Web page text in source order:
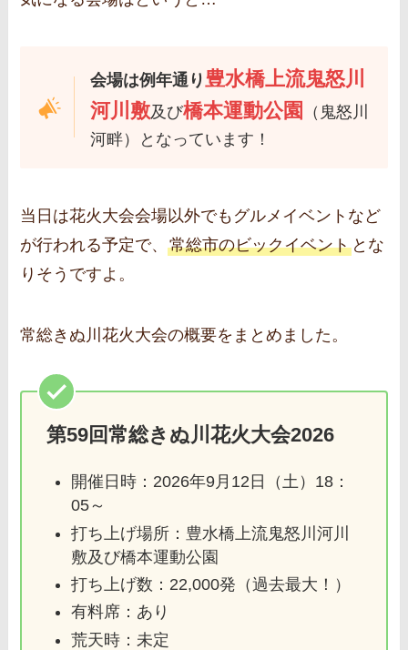
会場は例年通り 豊水橋上流鬼怒川
河川敷及び橋本運動公園
（鬼怒川
河畔）となっています！
当日は花火大会会場以外でもグルメイベントなど
が行われる予定で、常総市のビックイベント とな
りそうですよ。
常総きぬ川花火大会の概要をまとめました。
第59回常総きぬ川花火大会2026
開催日時：2026年9月12日（土）18：
05～
打ち上げ場所：豊水橋上流鬼怒川河川
敷及び橋本運動公園
打ち上げ数：22,000発（過去最大！）
有料席：あり
荒天時：未定